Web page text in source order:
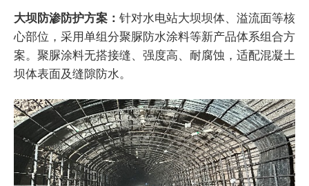
大坝防渗防护方案： 针对水电站大坝坝体、溢流面等核
心部位，采用单组分聚脲防水涂料等新产品体系组合方
案。聚脲涂料无搭接缝、强度高、耐腐蚀，适配混凝土
坝体表面及缝隙防水。